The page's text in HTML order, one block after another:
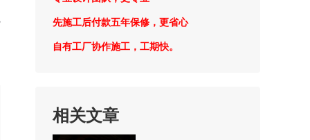
先施工后付款五年保修，更省心
自有工厂协作施工，工期快。
相关文章